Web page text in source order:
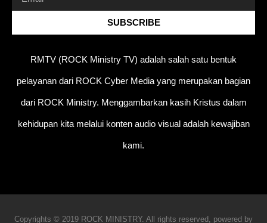
SUBSCRIBE
RMTV (ROCK Ministry TV) adalah salah satu bentuk
pelayanan dari ROCK Cyber Media yang merupakan bagian
dari ROCK Ministry. Menggambarkan kasih Kristus dalam
kehidupan kita melalui konten audio visual adalah kewajiban
kami.
Copyrights © 2019 ROCK MINISTRY. All rights reserved, powered by